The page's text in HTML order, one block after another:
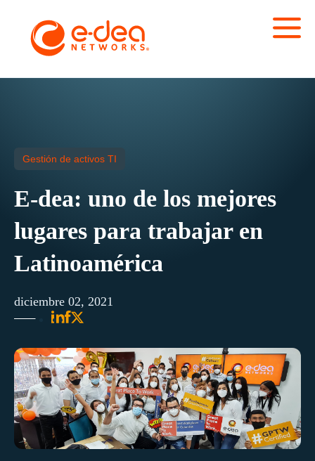
Gestión de activos TI
E-dea: uno de los mejores
lugares para trabajar en
Latinoamérica
diciembre 02, 2021